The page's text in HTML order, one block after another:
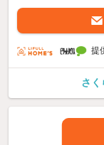
提
さく